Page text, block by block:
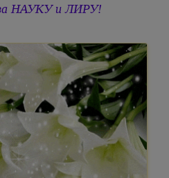
НАУКУ и ЛИРУ!